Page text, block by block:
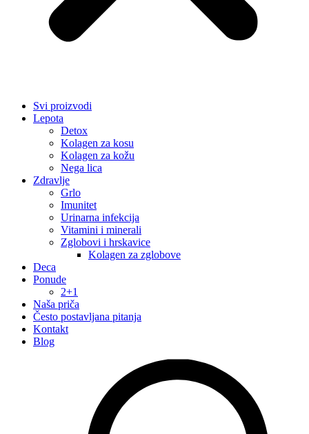
Svi proizvodi
Lepota
Detox
Kolagen za kosu
Kolagen za kožu
Nega lica
Zdravlje
Grlo
Imunitet
Urinarna infekcija
Vitamini i minerali
Zglobovi i hrskavice
Kolagen za zglobove
Deca
Ponude
2+1
Naša priča
Često postavljana pitanja
Kontakt
Blog